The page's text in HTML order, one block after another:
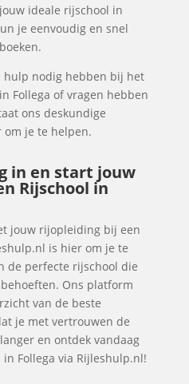
ideale rijschool in
je eenvoudig en snel
hulp nodig hebben bij het
Follega of vragen hebben
ons deskundige
om je te helpen.
in en start jouw
Rijschool in
jouw rijopleiding bij een
is hier om je te
de perfecte rijschool die
Ons platform
van de beste
je met vertrouwen de
en ontdek vandaag
Follega via Rijleshulp.nl!